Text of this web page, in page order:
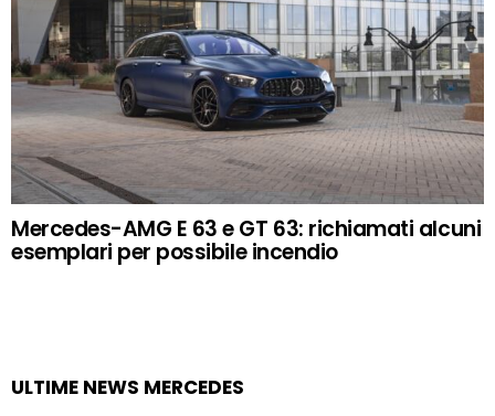
Mercedes-AMG E 63 e GT 63: richiamati alcuni
esemplari per possibile incendio
ULTIME NEWS MERCEDES